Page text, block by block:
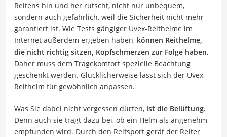
Reitens hin und her rutscht, nicht nur unbequem,
sondern auch gefährlich, weil die Sicherheit nicht mehr
garantiert ist. Wie Tests gängiger Uvex-Reithelme im
Internet außerdem ergeben haben, können Reithelme,
die nicht richtig sitzen, Kopfschmerzen zur Folge haben.
Daher muss dem Tragekomfort spezielle Beachtung
geschenkt werden. Glücklicherweise lässt sich der Uvex-
Reithelm für gewöhnlich anpassen.
Was Sie dabei nicht vergessen dürfen, ist die Belüftung.
Denn auch sie trägt dazu bei, ob ein Helm als angenehm
empfunden wird. Durch den Reitsport gerät der Reiter